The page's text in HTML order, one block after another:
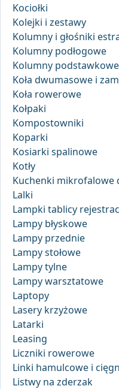
Kociołki
Kolejki i zestawy
Kolumny i głośniki
Kolumny podłogowe
Kolumny podstawkowe
Koła dwumasowe i
Koła rowerowe
Kołpaki
Kompostowniki
Koparki
Kosiarki spalinowe
Kotły
Kuchenki mikrofalowe
Lalki
Lampki tablicy
Lampy błyskowe
Lampy przednie
Lampy stołowe
Lampy tylne
Lampy warsztatowe
Laptopy
Lasery krzyżowe
Latarki
Leasing
Liczniki rowerowe
Linki hamulcowe i
Listwy na zderzak